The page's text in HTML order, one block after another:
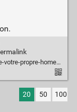
a-la-maison/
20 50 100